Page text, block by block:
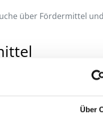
Über
über Fördermittel
Hier können Sie
Bei der Suche bitte